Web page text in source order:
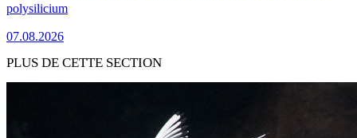
polysilicium
07.08.2026
PLUS DE CETTE SECTION